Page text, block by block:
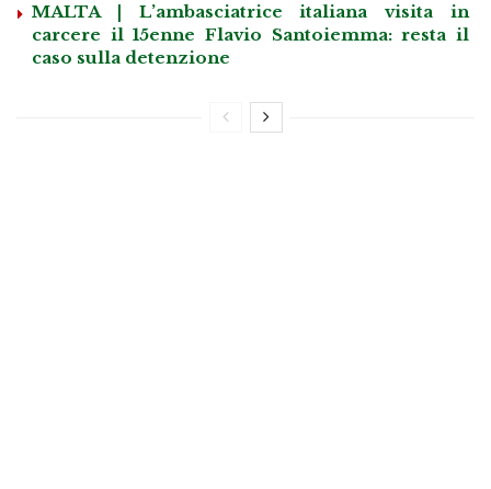
MALTA | L’ambasciatrice italiana visita in
carcere il 15enne Flavio Santoiemma: resta il
caso sulla detenzione